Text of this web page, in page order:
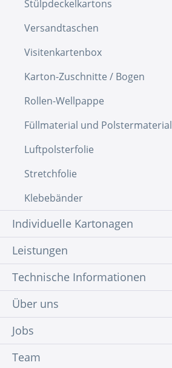
Stülpdeckelkartons
Versandtaschen
Visitenkartenbox
Karton-Zuschnitte / Bogen
Rollen-Wellpappe
Füllmaterial und Polstermaterial
Luftpolsterfolie
Stretchfolie
Klebebänder
Individuelle Kartonagen
Leistungen
Technische Informationen
Über uns
Jobs
Team